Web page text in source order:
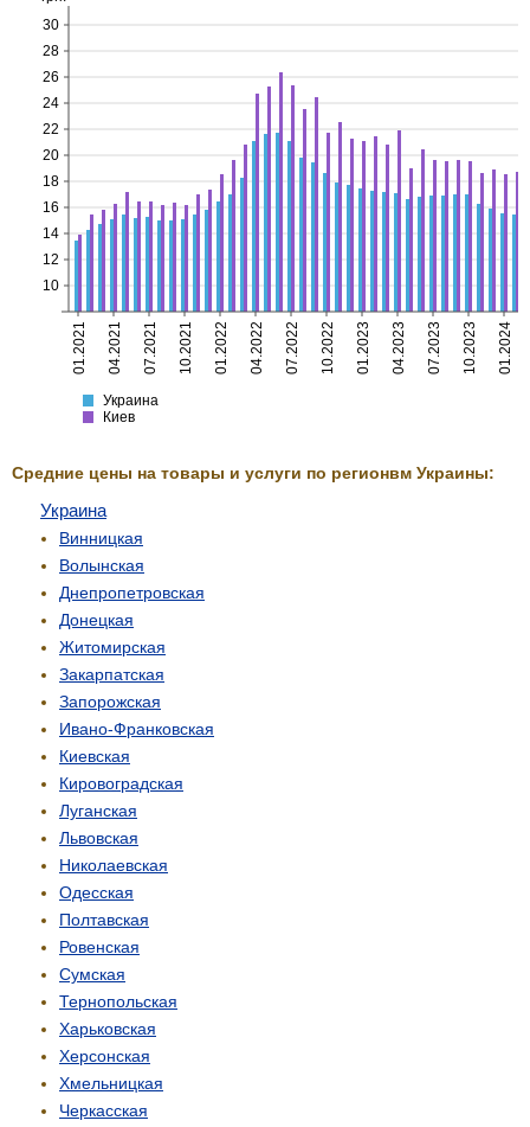
Украина
Киев
01.2021 04.2021 07.2021 10.2021 01.2022 04.2022 07.2022 10.2022 01.2023 04.2023 07.2023 10.2023 01.2024
10
12
14
16
18
20
22
24
26
28
30
Украина
Киев
Средние цены на товары и услуги по регионвм Украины:
Украина
Винницкая
Волынская
Днепропетровская
Донецкая
Житомирская
Закарпатская
Запорожская
Ивано-Франковская
Киевская
Кировоградская
Луганская
Львовская
Николаевская
Одесская
Полтавская
Ровенская
Сумская
Тернопольская
Харьковская
Херсонская
Хмельницкая
Черкасская